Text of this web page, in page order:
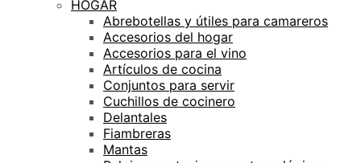
HOGAR
Abrebotellas y útiles para camareros
Accesorios del hogar
Accesorios para el vino
Artículos de cocina
Conjuntos para servir
Cuchillos de cocinero
Delantales
Fiambreras
Mantas